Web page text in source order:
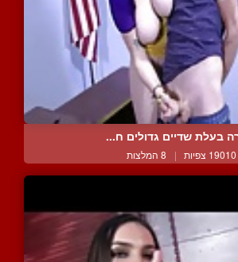
בעלת שדיים גדולים ח...
19010 צפיות | 8 המלצות